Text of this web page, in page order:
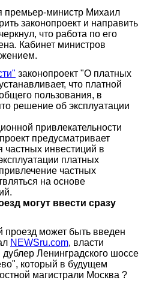
премьер-министр Михаил
законопроект и направить
что работа по его
Кабинет министров
законопроект "О платных
что платной
пользования, в
решение об эксплуатации
привлекательности
предусматривает
частных инвестиций в
платных
частных
на основе
могут ввести сразу
проезд может быть введен
NEWSru.com, власти
Ленинградского шоссе
который в будущем
магистрали Москва ?